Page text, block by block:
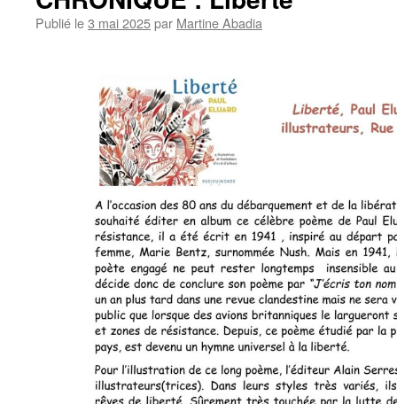
Publié le3 mai 2025par Martine Abadia